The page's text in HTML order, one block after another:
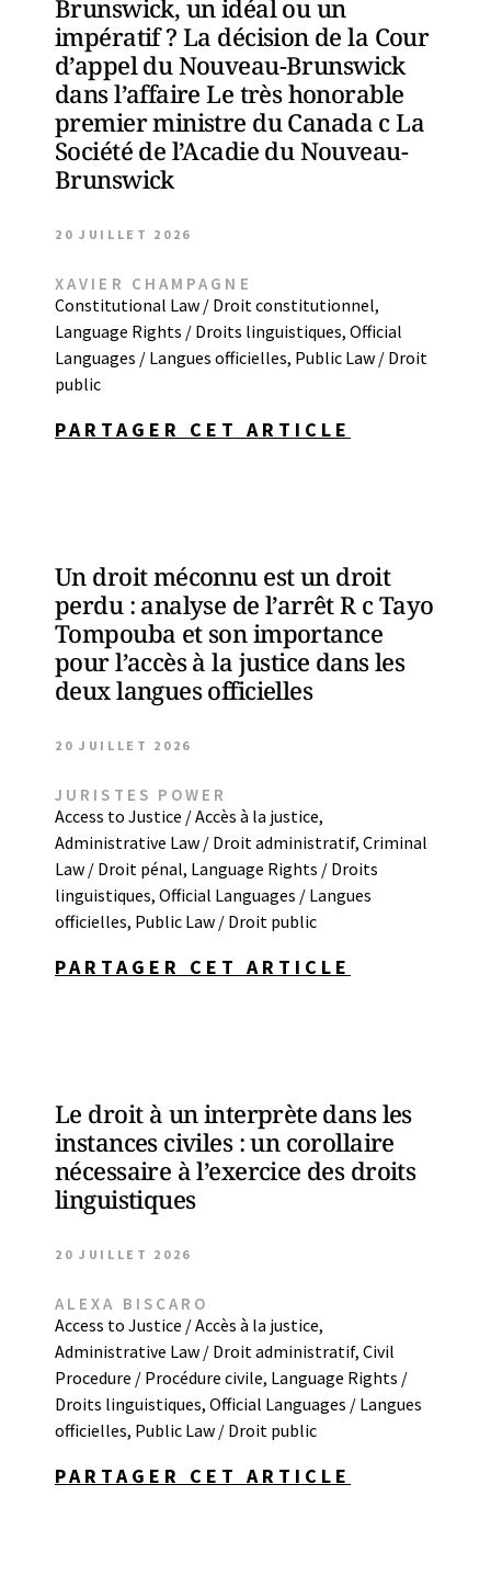
Brunswick, un idéal ou un
impératif ? La décision de la Cour
d’appel du Nouveau-Brunswick
dans l’affaire Le très honorable
premier ministre du Canada c La
Société de l’Acadie du Nouveau-
Brunswick
20 JUILLET 2026
XAVIER CHAMPAGNE
Constitutional Law / Droit constitutionnel,
Language Rights / Droits linguistiques, Official
Languages / Langues officielles, Public Law / Droit
public
PARTAGER CET ARTICLE
Un droit méconnu est un droit
perdu : analyse de l’arrêt R c Tayo
Tompouba et son importance
pour l’accès à la justice dans les
deux langues officielles
20 JUILLET 2026
JURISTES POWER
Access to Justice / Accès à la justice,
Administrative Law / Droit administratif, Criminal
Law / Droit pénal, Language Rights / Droits
linguistiques, Official Languages / Langues
officielles, Public Law / Droit public
PARTAGER CET ARTICLE
Le droit à un interprète dans les
instances civiles : un corollaire
nécessaire à l’exercice des droits
linguistiques
20 JUILLET 2026
ALEXA BISCARO
Access to Justice / Accès à la justice,
Administrative Law / Droit administratif, Civil
Procedure / Procédure civile, Language Rights /
Droits linguistiques, Official Languages / Langues
officielles, Public Law / Droit public
PARTAGER CET ARTICLE